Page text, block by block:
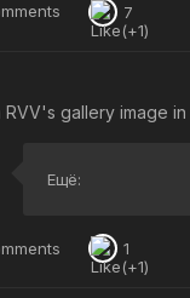
7
RVV's gallery image in
Ещё:
1